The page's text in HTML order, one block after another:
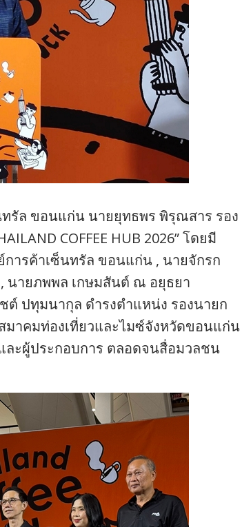
รัล ขอนแก่น นายยุทธพร พิรุณสาร รอง
COFFEE HUB 2026” โดยมี
ารค้าเซ็นทรัล ขอนแก่น , นายจักรก
ายภพพล เกษมสันต์ ณ อยุธยา
ปทุมนากุล ดำรงตำแหน่ง รองนายก
าคมท่องเที่ยวและไมซ์จังหวัดขอนแก่น
ะผู้ประกอบการ ตลอดจนสื่อมวลชน